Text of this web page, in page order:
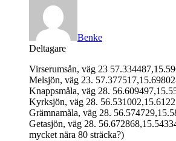
Benke
Deltagare
Virserumsån, väg 23
Melsjön, väg 23.
Knappsmåla, väg 28.
Kyrksjön, väg 28.
Grämnamåla, väg 28.
Getasjön, väg 28.
mycket nära 80 sträcka?)